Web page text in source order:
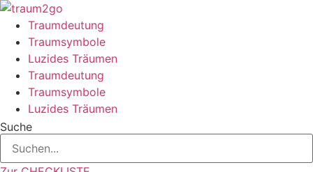
Zum
Inhalt
springen
Traumdeutung
Traumsymbole
Luzides Träumen
Traumdeutung
Traumsymbole
Luzides Träumen
Suche